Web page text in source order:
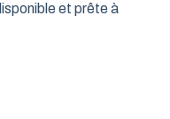
et prête à